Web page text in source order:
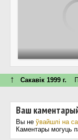
↑ Сакавік 1999 г.
Ваш
Вы не ўвайшлі на
Каментары могуць